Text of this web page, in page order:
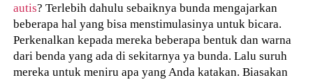
autis? Terlebih dahulu sebaiknya bunda mengajarkan
beberapa hal yang bisa menstimulasinya untuk bicara.
Perkenalkan kepada mereka beberapa bentuk dan warna
dari benda yang ada di sekitarnya ya bunda. Lalu suruh
mereka untuk meniru apa yang Anda katakan. Biasakan